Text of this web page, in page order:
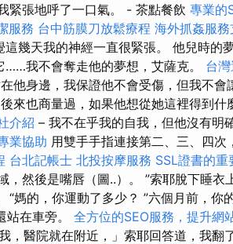
緊張地呼了一口氣。 - 茶點餐飲 專業的
服務 台中筋膜刀放鬆療程 海外抓姦服務
這幾天我的神經一直很緊張。 他兒時的
我不會奪走他的夢想，艾薩克。 台
他身邊，我保證他不會受傷，但我不會
後來也商量過，如果他想從她這裡得到
介紹 – 我不在乎我的自我，但他沒有明
業協助 用雙手手指連接第二、三、四次
台北記帳士 北投按摩服務 SSL證書的重
，然後是嘴唇（圖..）。 ”索耶脫下睡衣
媽的，你運動了多少？ ”六個月前，你
站在車旁。 全方位的SEO服務，提升網
，醫院就在附近，」索耶回答道，我翻